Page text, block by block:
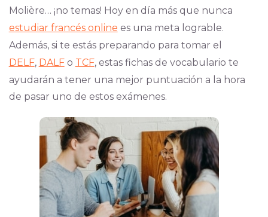
Molière… ¡no temas! Hoy en día más que nunca
estudiar francés online es una meta lograble.
Además, si te estás preparando para tomar el
DELF, DALFo TCF, estas fichas de vocabulario te
ayudarán a tener una mejor puntuación a la hora
de pasar uno de estos exámenes.